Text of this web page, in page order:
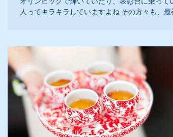
オリンピックで輝いていたり、表彰台に乗って
人ってキラキラしていますよね その方々も、最
に興味のあることができたら、どんどんチャレ